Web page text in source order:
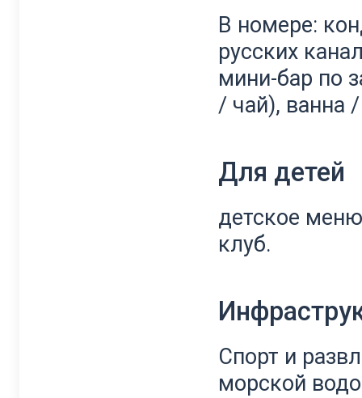
В номере:
русских
мини-бар по
/ чай), ванна
Для детей
детское
клуб.
Спорт и
морской